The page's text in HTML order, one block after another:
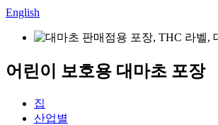
English
어린이 보호용 대마초 포장
집
산업별